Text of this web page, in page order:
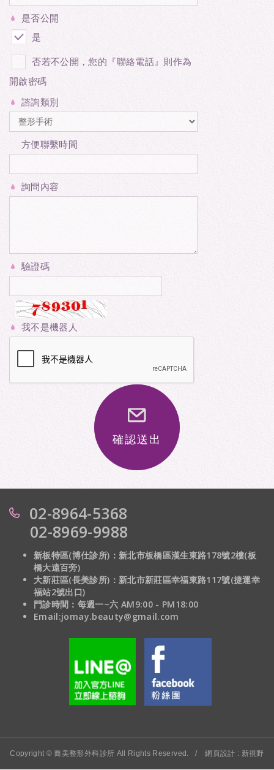
是否公開
是
否若不公開，您的『聯絡電話』則作為
開啟密碼
諮詢類別
方便聯繫時間
詢問內容
驗證碼
我不是機器人
確認送出
02-8964-5368
02-8969-9988
新板特區(博仕診所)：新北市板橋區漢生東路178號2樓(板
橋大遠百旁)
大新莊區(長美診所)： 新北市新莊區幸福東路117號(捷運幸
福站2號出口)
門診時間：每週一~六 AM9:00 - PM18:00
Email:jomay.beauty@gmail.com
Copyright © 喬美整形外科診所 All Rights Reserved. / 網頁設計 : 新視野